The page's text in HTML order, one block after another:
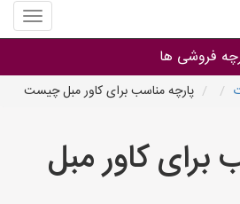
منوی
سایت
فروشی
ها
فروشی ها
رنگ طرح و کاربرد
پارچه مناسب برای کاور مبل چیست
برای کاور مبل